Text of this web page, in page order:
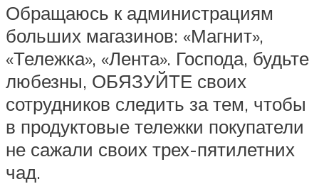
Обращаюсь к администрациям
больших магазинов: «Магнит»,
«Тележка», «Лента». Господа, будьте
любезны, ОБЯЗУЙТЕ своих
сотрудников следить за тем, чтобы
в продуктовые тележки покупатели
не сажали своих трех-пятилетних
чад.